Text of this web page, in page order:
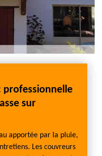
professionnelle
sur
apportée par la pluie,
Les couvreurs